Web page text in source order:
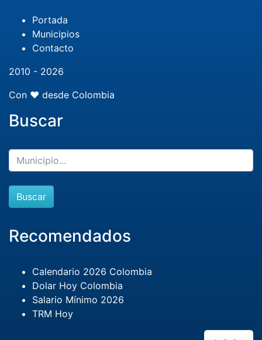
Portada
Municipios
Contacto
2010 - 2026
Con ❤️ desde Colombia
Buscar
Buscar
Recomendados
Calendario 2026 Colombia
Dolar Hoy Colombia
Salario Mínimo 2026
TRM Hoy